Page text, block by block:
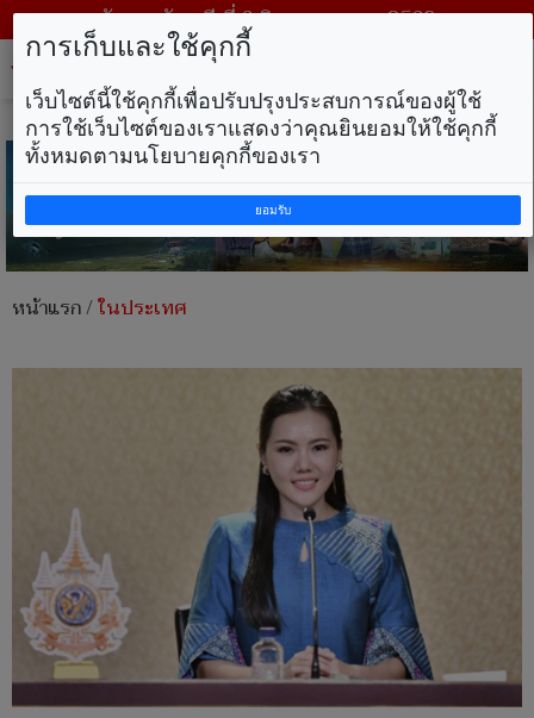
วันพฤหัสบดี ที่ 6 สิงหาคม พ.ศ. 2569
หน้าแรก/ในประเทศ
การเก็บและใช้คุกกี้
เว็บไซต์นี้ใช้คุกกี้เพื่อปรับปรุงประสบการณ์ของผู้ใช้
การใช้เว็บไซต์ของเราแสดงว่าคุณยินยอมให้ใช้คุกกี้
ทั้งหมดตามนโยบายคุกกี้ของเรา
ยอมรับ